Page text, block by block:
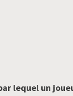
lequel un